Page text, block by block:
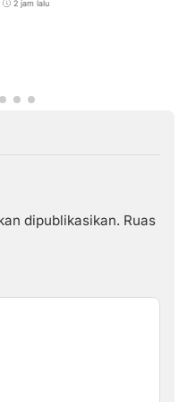
Football sebagai Festival
2 jam lalu
dipublikasikan. Ruas